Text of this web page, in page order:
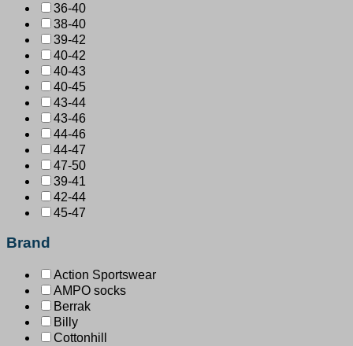
36-40
38-40
39-42
40-42
40-43
40-45
43-44
43-46
44-46
44-47
47-50
39-41
42-44
45-47
Brand
Action Sportswear
AMPO socks
Berrak
Billy
Cottonhill